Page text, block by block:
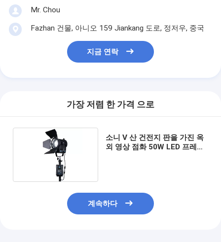
Mr. Chou
Fazhan 건물, 아니오 159 Jiankang 도로, 정저우, 중국
지금 연락
가장 저렴 한 가격 으로
소니 V 산 건전지 판을 가진 옥
외 영상 점화 50W LED 프레넬
계속하다